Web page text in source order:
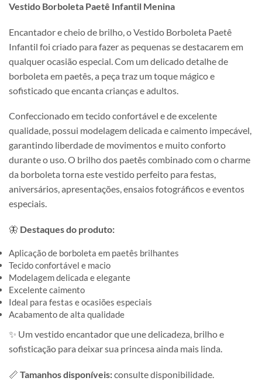
Vestido Borboleta Paetê Infantil Menina
Encantador e cheio de brilho, o Vestido Borboleta Paetê
Infantil foi criado para fazer as pequenas se destacarem em
qualquer ocasião especial. Com um delicado detalhe de
borboleta em paetês, a peça traz um toque mágico e
sofisticado que encanta crianças e adultos.
Confeccionado em tecido confortável e de excelente
qualidade, possui modelagem delicada e caimento impecável,
garantindo liberdade de movimentos e muito conforto
durante o uso. O brilho dos paetês combinado com o charme
da borboleta torna este vestido perfeito para festas,
aniversários, apresentações, ensaios fotográficos e eventos
especiais.
🦋 Destaques do produto:
Aplicação de borboleta em paetês brilhantes
Tecido confortável e macio
Modelagem delicada e elegante
Excelente caimento
Ideal para festas e ocasiões especiais
Acabamento de alta qualidade
✨ Um vestido encantador que une delicadeza, brilho e
sofisticação para deixar sua princesa ainda mais linda.
📏 Tamanhos disponíveis:consulte disponibilidade.